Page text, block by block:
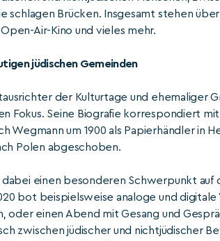
schlagen Brücken. Insgesamt stehen
Air-Kino und vieles mehr.
jüdischen Gemeinden
der Kulturtage und ehemaliger
Fokus. Seine Biografie korrespondiert
Wegmann um 1900 als Papierhändler
Polen abgeschoben.
einen besonderen Schwerpunkt auf
bot beispielsweise analoge und
oder einen Abend mit Gesang und
zwischen jüdischer und nichtjüdischer